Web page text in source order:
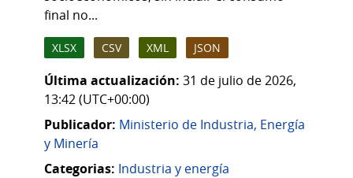
final no...
XLSX CSV XML JSON
Última actualización: 31 de julio de 2026,
13:42 (UTC+00:00)
Publicador: Ministerio de Industria, Energía
y Minería
Categorias: Industria y energía